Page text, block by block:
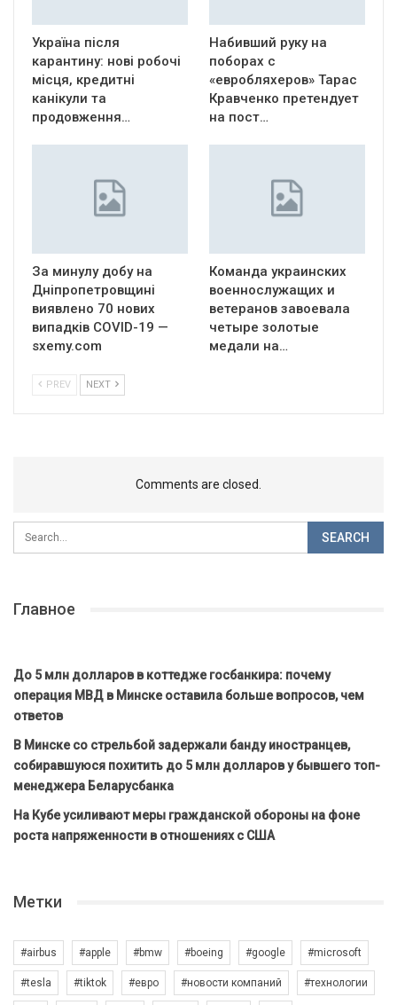
Україна після
карантину: нові робочі
місця, кредитні
канікули та
продовження…
Набивший руку на
поборах с
«евробляхеров» Тарас
Кравченко претендует
на пост…
За минулу добу на
Дніпропетровщині
виявлено 70 нових
випадків COVID-19 —
sxemy.com
Команда украинских
военнослужащих и
ветеранов завоевала
четыре золотые
медали на…
PREV NEXT
Comments are closed.
Главное
До 5 млн долларов в коттедже госбанкира: почему
операция МВД в Минске оставила больше вопросов, чем
ответов
В Минске со стрельбой задержали банду иностранцев,
собиравшуюся похитить до 5 млн долларов у бывшего топ-
менеджера Беларусбанка
На Кубе усиливают меры гражданской обороны на фоне
роста напряженности в отношениях с США
Метки
#airbus #apple #bmw #boeing #google #microsoft
#tesla #tiktok #евро #новости компаний #технологии